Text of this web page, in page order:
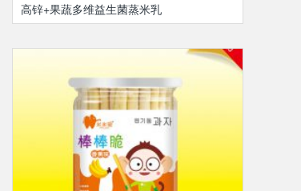
高锌+果蔬多维益生菌蒸米乳